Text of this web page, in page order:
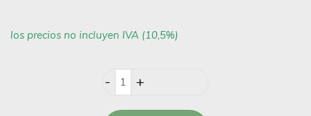
los precios no incluyen IVA (10,5%)
Quantity